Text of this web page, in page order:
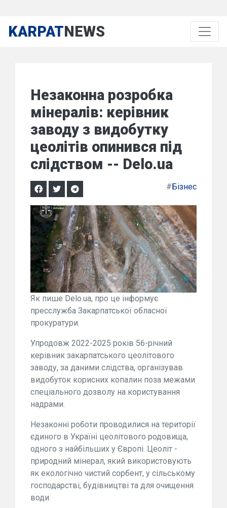
KARPATNEWS
Незаконна розробка
мінералів: керівник
заводу з видобутку
цеолітів опинився під
слідством -- Delo.ua
#Бізнес
Як пише Delo.ua, про це інформує
пресслужба Закарпатської обласної
прокуратури.
Упродовж 2022-2025 років 56-річний
керівник закарпатського цеолітового
заводу, за даними слідства, організував
видобуток корисних копалин поза межами
спеціального дозволу на користування
надрами.
Незаконні роботи проводилися на території
єдиного в Україні цеолітового родовища,
одного з найбільших у Європі. Цеоліт -
природний мінерал, який використовують
як екологічно чистий сорбент, у сільському
господарстві, будівництві та для очищення
води.